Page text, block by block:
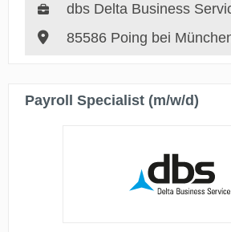
dbs Delta Business
85586 Poing bei
Payroll Specialist (m/w/d)